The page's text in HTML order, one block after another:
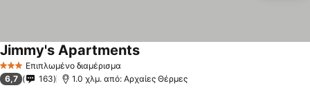
3 ΑστέριαΕπιπλωμένο διαμέρισμα
Jimmy's Apartments
6,7 163 1.0 χλμ. από: Αρχαίες Θέρμες